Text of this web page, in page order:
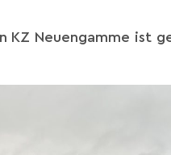
KZ Neuengamme ist